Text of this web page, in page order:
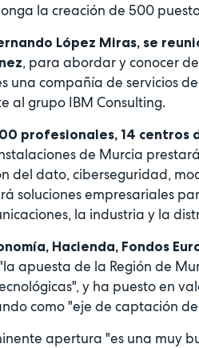
la creación de 500
López Miras, se
, para abordar y conocer
una compañía de servicios
al grupo IBM Consulting.
profesionales, 14 centros
de Murcia
del dato, ciberseguridad,
soluciones empresariales
la industria y la
Hacienda, Fondos
apuesta de la Región de
y ha puesto en
como "eje de captación de
apertura "es una muy